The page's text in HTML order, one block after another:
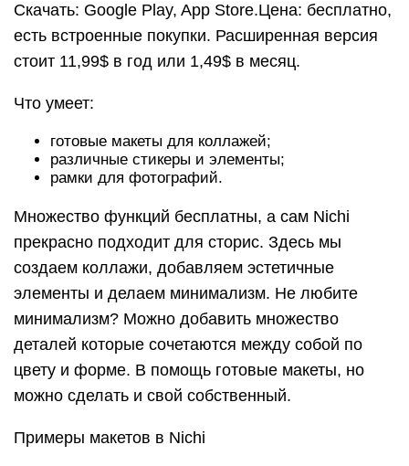
Скачать: Google Play, App Store.Цена: бесплатно,
есть встроенные покупки. Расширенная версия
стоит 11,99$ в год или 1,49$ в месяц.
Что умеет:
готовые макеты для коллажей;
различные стикеры и элементы;
рамки для фотографий.
Множество функций бесплатны, а сам Nichi
прекрасно подходит для сторис. Здесь мы
создаем коллажи, добавляем эстетичные
элементы и делаем минимализм. Не любите
минимализм? Можно добавить множество
деталей которые сочетаются между собой по
цвету и форме. В помощь готовые макеты, но
можно сделать и свой собственный.
Примеры макетов в Nichi